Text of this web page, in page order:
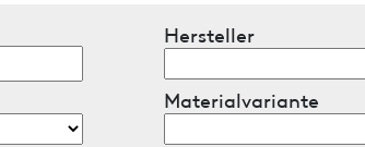
Hersteller
Materialvariante